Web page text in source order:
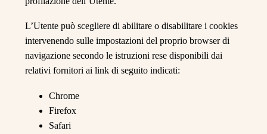
L’Utente può scegliere di abilitare o disabilitare i cookies
intervenendo sulle impostazioni del proprio browser di
navigazione secondo le istruzioni rese disponibili dai
relativi fornitori ai link di seguito indicati:
Chrome
Firefox
Safari